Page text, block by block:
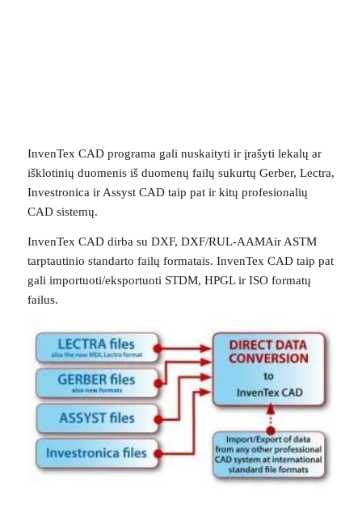
InvenTex CAD programa gali nuskaityti ir įrašyti lekalų ar
išklotinių duomenis iš duomenų failų sukurtų Gerber, Lectra,
Investronica ir Assyst CAD taip pat ir kitų profesionalių
CAD sistemų.
InvenTex CAD dirba su DXF, DXF/RUL-AAMAir ASTM
tarptautinio standarto failų formatais. InvenTex CAD taip pat
gali importuoti/eksportuoti STDM, HPGL ir ISO formatų
failus.